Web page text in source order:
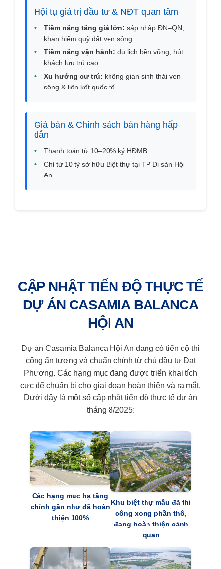
Hội tụ giá trị đầu tư & NĐT quan tâm
• Tiềm năng tăng giá lớn: sáp nhập ĐN–QN,
khan hiếm quỹ đất ven sông.
•
Tiềm năng vận hành: du lịch bền vững, hút
khách lưu trú cao.
•
Xu hướng cư trú: không gian sinh thái ven
sông & liên kết quốc tế.
Giá bán & Chính sách bán hàng hấp
dẫn
•
Thanh toán từ 10–20% ký HĐMB.
•
Chỉ từ 10 tỷ sở hữu Biệt thự tại TP Di sản Hội
An.
CẬP NHẬT TIẾN ĐỘ THỰC TẾ
DỰ ÁN CASAMIA BALANCA
HỘI AN
Dự án Casamia Balanca Hội An đang có tiến độ thi
công ấn tượng và chuẩn chỉnh từ chủ đầu tư Đạt
Phương. Các hạng mục đang được triển khai tích
cực để chuẩn bị cho giai đoạn hoàn thiện và ra mắt.
Dưới đây là một số cập nhật tiến độ thực tế dự án
tháng 8/2025:
Các hạng mục hạ tầng
chính gần như đã hoàn
thiện 100%
Khu biệt thự mẫu đã thi
công xong phần thô,
đang hoàn thiện cảnh
quan